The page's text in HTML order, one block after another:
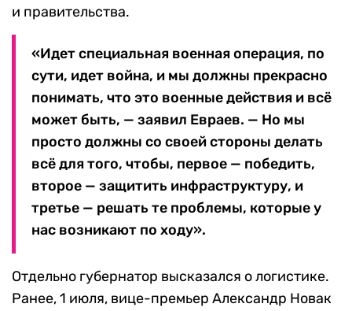
и правительства.
«Идет специальная военная операция, по
сути, идет война, и мы должны прекрасно
понимать, что это военные действия и всё
может быть, — заявил Евраев. — Но мы
просто должны со своей стороны делать
всё для того, чтобы, первое — победить,
второе — защитить инфраструктуру, и
третье — решать те проблемы, которые у
нас возникают по ходу».
Отдельно губернатор высказался о логистике.
Ранее, 1 июля, вице-премьер Александр Новак